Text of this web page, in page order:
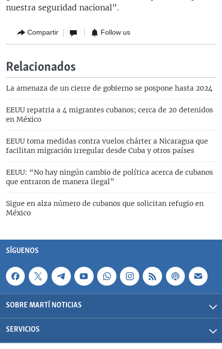
nuestra seguridad nacional”.
Compartir Follow us
Relacionados
La amenaza de un cierre de gobierno se pospone hasta 2024
EEUU repatria a 4 migrantes cubanos; cerca de 20 detenidos
en México
EEUU toma medidas contra vuelos chárter a Nicaragua que
facilitan migración irregular desde Cuba y otros países
EEUU: “No hay ningún cambio de política acerca de cubanos
que entraron de manera ilegal”
Sigue en alza número de cubanos que solicitan refugio en
México
SÍGUENOS
SOBRE MARTÍ NOTICIAS
SERVICIOS